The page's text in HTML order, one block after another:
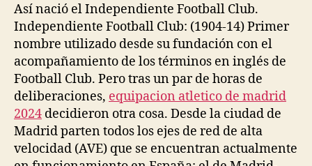
Así nació el Independiente Football Club.
Independiente Football Club: (1904-14) Primer
nombre utilizado desde su fundación con el
acompañamiento de los términos en inglés de
Football Club. Pero tras un par de horas de
deliberaciones, equipacion atletico de madrid
2024 decidieron otra cosa. Desde la ciudad de
Madrid parten todos los ejes de red de alta
velocidad (AVE) que se encuentran actualmente